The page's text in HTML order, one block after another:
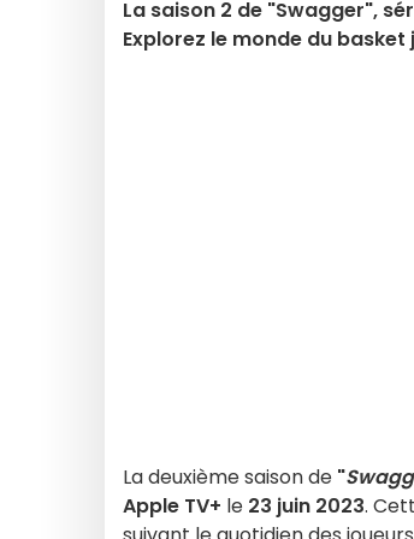
La saison 2 de "Swagger",
Explorez le monde du basket
La deuxième saison de "
Apple TV+ le 23 juin 2023.